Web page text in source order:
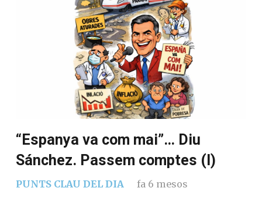
“Espanya va com mai”… Diu
Sánchez. Passem comptes (I)
PUNTS CLAU DEL DIA fa 6 mesos